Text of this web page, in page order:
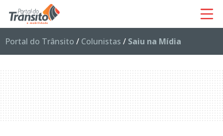
Portal do Trânsito / Colunistas / Saiu na Mídia